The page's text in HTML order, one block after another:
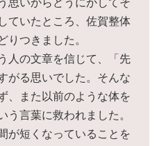
思いからどうにかしてそ
ていたところ、佐賀整体
りつきました。
人の文章を信じて、「先
がる思いでした。そんな
、また以前のような体を
う言葉に救われました。
が短くなっていることを